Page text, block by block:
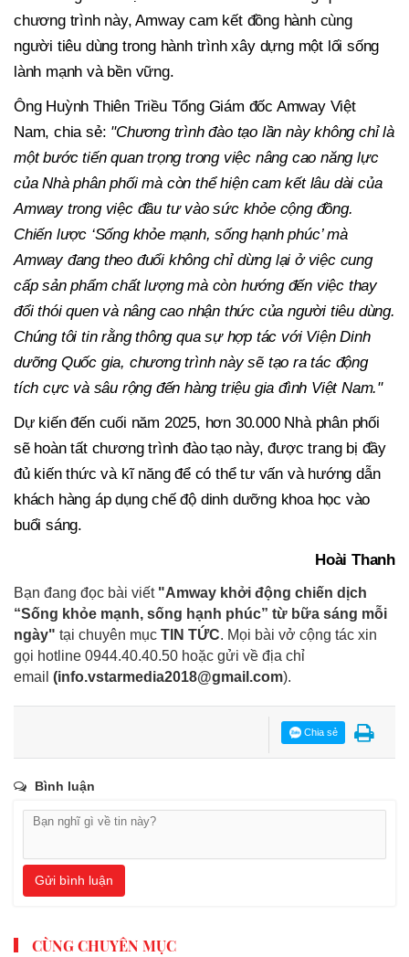
chương trình này, Amway cam kết đồng hành cùng
người tiêu dùng trong hành trình xây dựng một lối sống
lành mạnh và bền vững.
Ông Huỳnh Thiên Triều Tổng Giám đốc Amway Việt
Nam, chia sẻ: "Chương trình đào tạo lần này không chỉ là
một bước tiến quan trọng trong việc nâng cao năng lực
của Nhà phân phối mà còn thể hiện cam kết lâu dài của
Amway trong việc đầu tư vào sức khỏe cộng đồng.
Chiến lược ‘Sống khỏe mạnh, sống hạnh phúc’ mà
Amway đang theo đuổi không chỉ dừng lại ở việc cung
cấp sản phẩm chất lượng mà còn hướng đến việc thay
đổi thói quen và nâng cao nhận thức của người tiêu dùng.
Chúng tôi tin rằng thông qua sự hợp tác với Viện Dinh
dưỡng Quốc gia, chương trình này sẽ tạo ra tác động
tích cực và sâu rộng đến hàng triệu gia đình Việt Nam."
Dự kiến đến cuối năm 2025, hơn 30.000 Nhà phân phối
sẽ hoàn tất chương trình đào tạo này, được trang bị đầy
đủ kiến thức và kĩ năng để có thể tư vấn và hướng dẫn
khách hàng áp dụng chế độ dinh dưỡng khoa học vào
buổi sáng.
Hoài Thanh
Bạn đang đọc bài viết "Amway khởi động chiến dịch
“Sống khỏe mạnh, sống hạnh phúc” từ bữa sáng mỗi
ngày" tại chuyên mục TIN TỨC. Mọi bài vở cộng tác xin
gọi hotline 0944.40.40.50 hoặc gửi về địa chỉ
email (info.vstarmedia2018@gmail.com).
Chia sẻ
Bình luận
Gửi bình luận
CÙNG CHUYÊN MỤC